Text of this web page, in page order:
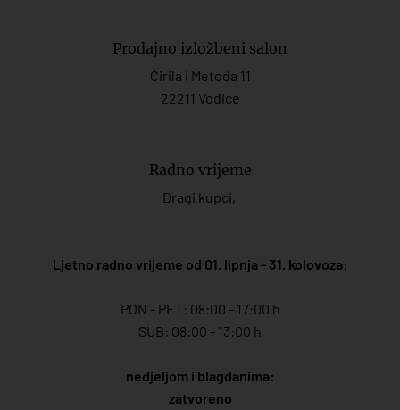
Prodajno izložbeni salon
Ćirila i Metoda 11
22211 Vodice
Radno vrijeme
Dragi kupci,
Ljetno radno vrijeme od 01. lipnja - 31. kolovoza:
PON - PET: 08:00 - 17:00 h
SUB: 08:00 - 13:00 h
nedjeljom i blagdanima:
zatvoreno